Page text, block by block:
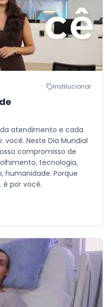
Institucional
atendimento e cada
Neste Dia Mundial
compromisso de
tecnologia,
humanidade. Porque
é por você.